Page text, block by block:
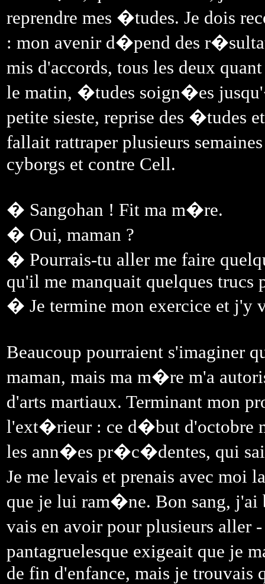
reprendre mes �tudes. Je dois
: mon avenir d�pend des
mis d'accords, tous les deux
le matin, �tudes soign�es
petite sieste, reprise des �tudes
fallait rattraper plusieurs
cyborgs et contre Cell.
� Sangohan ! Fit ma m�re.
� Oui, maman ?
� Pourrais-tu aller me faire
qu'il me manquait quelques trucs
� Je termine mon exercice et j'y
Beaucoup pourraient s'imaginer
maman, mais ma m�re m'a
d'arts martiaux. Terminant mon
l'ext�rieur : ce d�but d'octobre
les ann�es pr�c�dentes, qui
Je me levais et prenais avec moi
que je lui ram�ne. Bon sang,
vais en avoir pour plusieurs aller
pantagruelesque exigeait que je
de fin d'enfance, mais je trouvais